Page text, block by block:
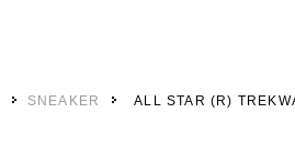
SNEAKER ALL STAR (R)